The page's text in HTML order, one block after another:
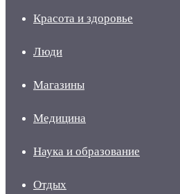
Красота и здоровье
Люди
Магазины
Медицина
Наука и образование
Отдых